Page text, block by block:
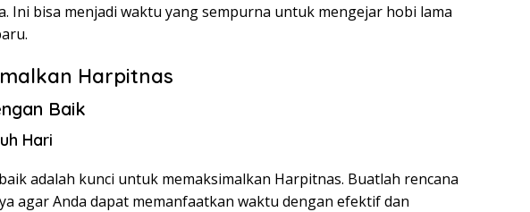
Ini bisa menjadi waktu yang sempurna untuk mengejar hobi lama
Harpitnas
Baik
Hari
adalah kunci untuk memaksimalkan Harpitnas. Buatlah rencana
agar Anda dapat memanfaatkan waktu dengan efektif dan